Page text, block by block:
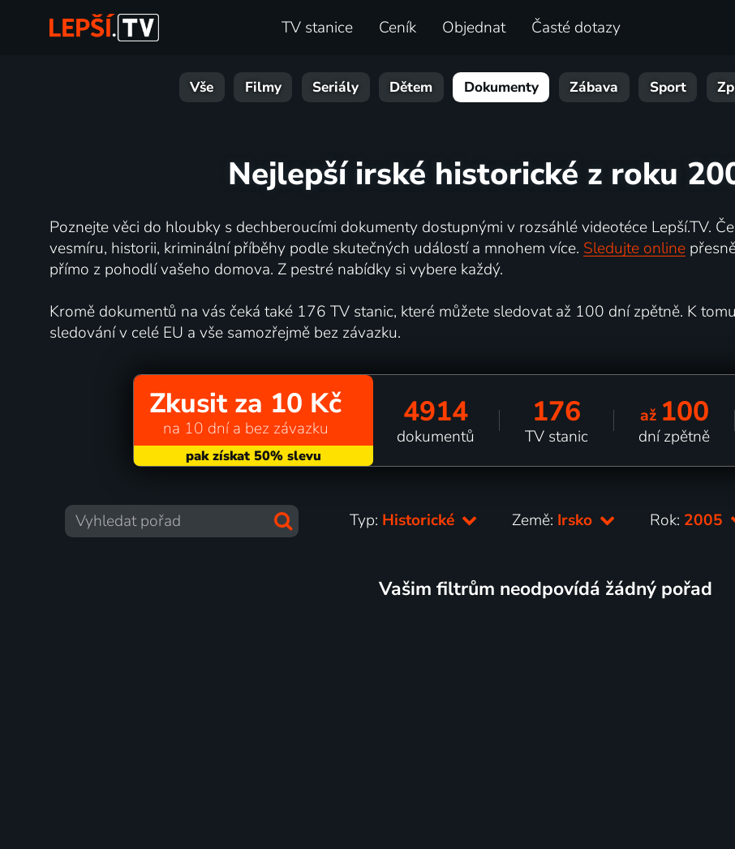
TV stanice Ceník Objednat Časté dotazy
Vše Filmy Seriály Dětem Dokumenty Zábava Sport
Nejlepší irské historické z roku
Poznejte věci do hloubky s dechberoucími dokumenty dostupnými v rozsáhlé videotéce Lepší.TV.
vesmíru, historii, kriminální příběhy podle skutečných událostí a mnohem více. Sledujte online
přímo z pohodlí vašeho domova. Z pestré nabídky si vybere každý.
Kromě dokumentů na vás čeká také 176 TV stanic, které můžete sledovat až 100 dní zpětně. K
sledování v celé EU a vše samozřejmě bez závazku.
Zkusit za 10 Kč
na 10 dní a bez závazku 4914
dokumentů
176
TV stanic
až 100
dní zpětně
Typ: Historické Země: Irsko Rok: 2005
Vašim filtrům neodpovídá žádný pořad